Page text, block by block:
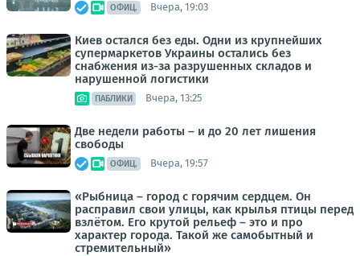
ОФИЦ. Вчера, 19:03
Киев остался без еды. Одни из крупнейших
супермаркетов Украины остались без
снабжения из-за разрушенных складов и
нарушенной логистики
ПАБЛИКИ Вчера, 13:25
Две недели работы – и до 20 лет лишения
свободы
ОФИЦ. Вчера, 19:57
«Рыбница – город с горячим сердцем. Он
расправил свои улицы, как крылья птицы перед
взлётом. Его крутой рельеф – это и про
характер города. Такой же самобытный и
стремительный»